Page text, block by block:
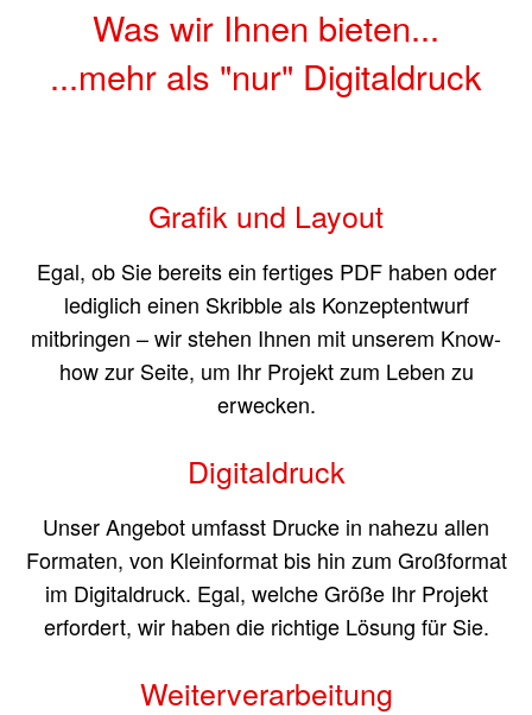
Was wir Ihnen bieten...
...mehr als "nur" Digitaldruck
Grafik und Layout
Egal, ob Sie bereits ein fertiges PDF haben oder
lediglich einen Skribble als Konzeptentwurf
mitbringen – wir stehen Ihnen mit unserem Know-
how zur Seite, um Ihr Projekt zum Leben zu
erwecken.
Digitaldruck
Unser Angebot umfasst Drucke in nahezu allen
Formaten, von Kleinformat bis hin zum Großformat
im Digitaldruck. Egal, welche Größe Ihr Projekt
erfordert, wir haben die richtige Lösung für Sie.
Weiterverarbeitung